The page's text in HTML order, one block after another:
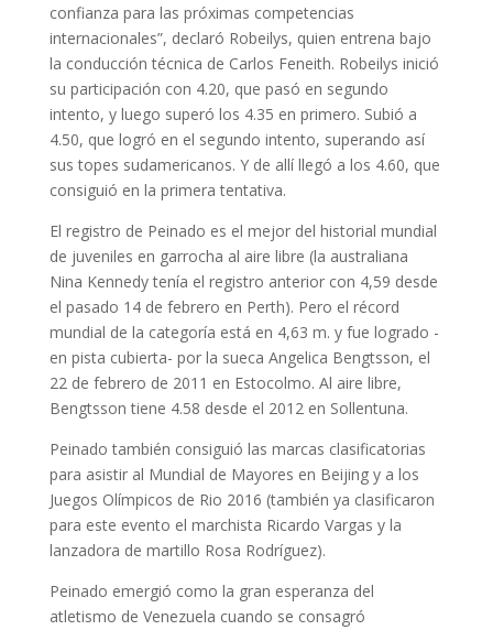
confianza para las próximas competencias
internacionales”, declaró Robeilys, quien entrena bajo
la conducción técnica de Carlos Feneith. Robeilys inició
su participación con 4.20, que pasó en segundo
intento, y luego superó los 4.35 en primero. Subió a
4.50, que logró en el segundo intento, superando así
sus topes sudamericanos. Y de allí llegó a los 4.60, que
consiguió en la primera tentativa.
El registro de Peinado es el mejor del historial mundial
de juveniles en garrocha al aire libre (la australiana
Nina Kennedy tenía el registro anterior con 4,59 desde
el pasado 14 de febrero en Perth). Pero el récord
mundial de la categoría está en 4,63 m. y fue logrado -
en pista cubierta- por la sueca Angelica Bengtsson, el
22 de febrero de 2011 en Estocolmo. Al aire libre,
Bengtsson tiene 4.58 desde el 2012 en Sollentuna.
Peinado también consiguió las marcas clasificatorias
para asistir al Mundial de Mayores en Beijing y a los
Juegos Olímpicos de Rio 2016 (también ya clasificaron
para este evento el marchista Ricardo Vargas y la
lanzadora de martillo Rosa Rodríguez).
Peinado emergió como la gran esperanza del
atletismo de Venezuela cuando se consagró